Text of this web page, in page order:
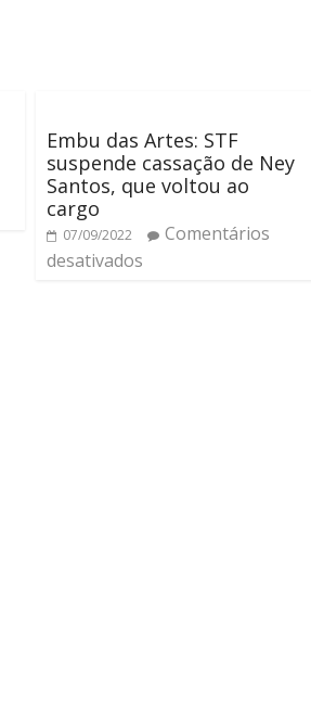
Embu das Artes: STF
suspende cassação de Ney
Santos, que voltou ao
cargo
07/09/2022
Comentários
desativados